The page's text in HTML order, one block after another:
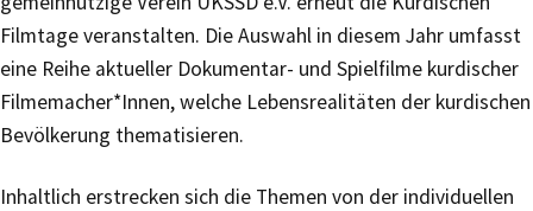
Filmtage veranstalten. Die Auswahl in diesem Jahr umfasst
eine Reihe aktueller Dokumentar- und Spielfilme kurdischer
Filmemacher*Innen, welche Lebensrealitäten der kurdischen
Bevölkerung thematisieren.
Inhaltlich erstrecken sich die Themen von der individuellen